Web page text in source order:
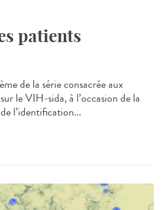
patients
de la série consacrée aux
le VIH-sida, à l’occasion de la
l’identification...